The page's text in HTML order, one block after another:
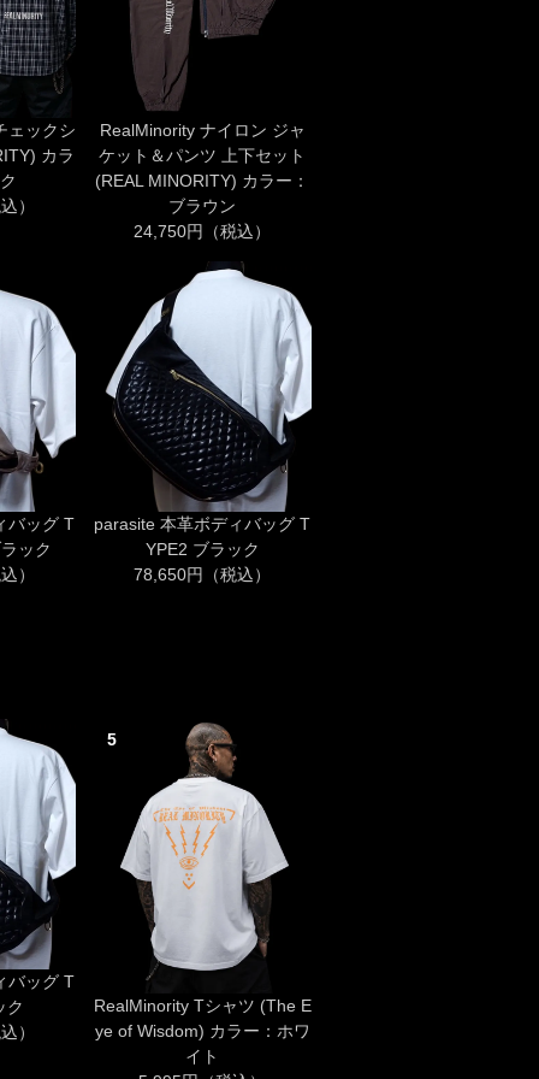
ェックシ
カラ
）
RealMinority ナイロン ジャ
ケット＆パンツ 上下セット
(REAL MINORITY) カラー：
ブラウン
24,750円（税込）
バッグ T
ック
）
parasite 本革ボディバッグ T
YPE2 ブラック
78,650円（税込）
バッグ T
ク
）
5
RealMinority Tシャツ (The E
ye of Wisdom) カラー：ホワ
イト